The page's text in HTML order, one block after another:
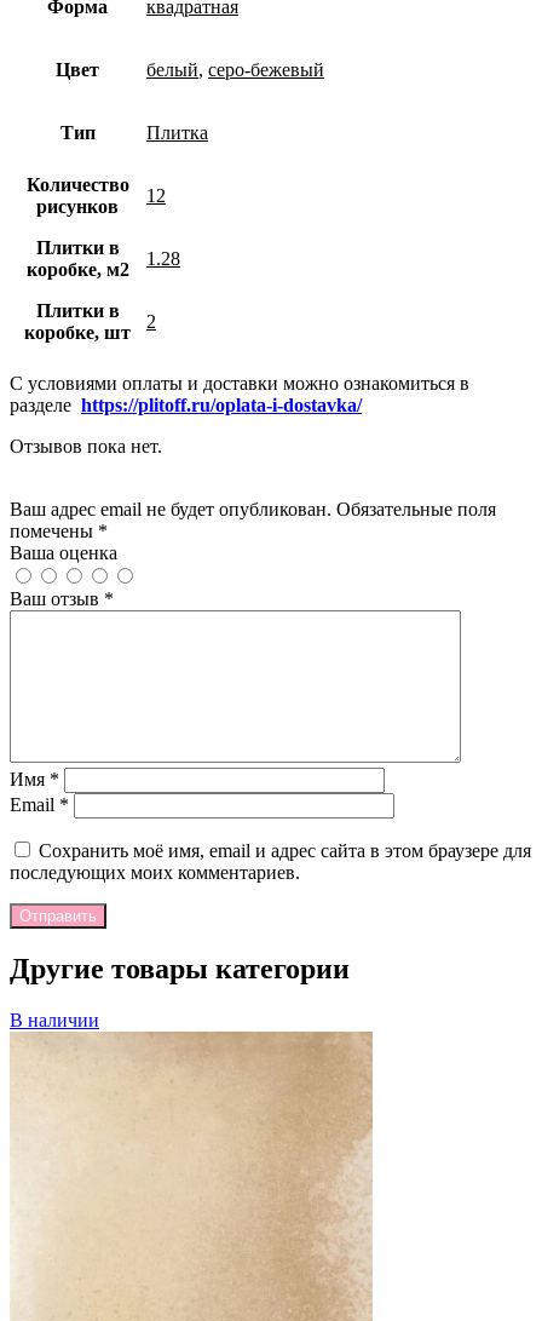
Форма квадратная
Цвет белый, серо-бежевый
Тип Плитка
Количество
рисунков
12
Плитки в
коробке, м2
1.28
Плитки в
коробке, шт
2
С условиями оплаты и доставки можно ознакомиться в
разделе https://plitoff.ru/oplata-i-dostavka/
Отзывов пока нет.
Ваш адрес email не будет опубликован. Обязательные поля
помечены *
Ваша оценка
Ваш отзыв *
Имя *
Email *
Сохранить моё имя, email и адрес сайта в этом браузере для
последующих моих комментариев.
Отправить
Другие товары категории
В наличии